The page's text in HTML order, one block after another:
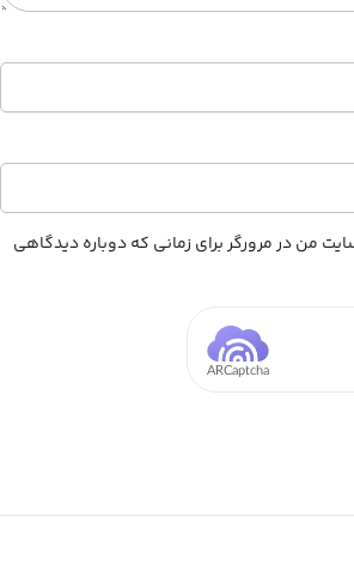
من در مرورگر برای زمانی که دوباره دیدگاهی
ARCaptcha